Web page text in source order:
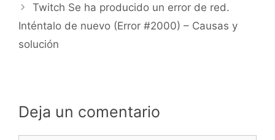
Twitch Se ha producido un error de red.
Inténtalo de nuevo (Error #2000) – Causas y
solución
Deja un comentario